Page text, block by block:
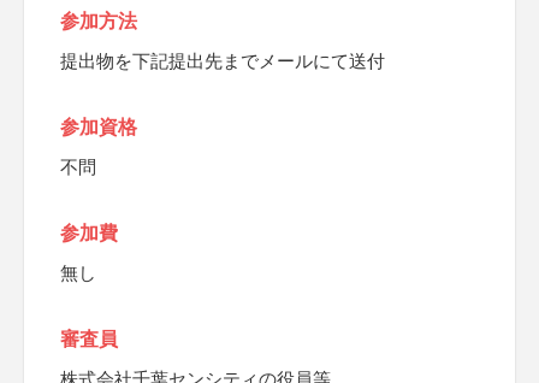
参加方法
提出物を下記提出先までメールにて送付
参加資格
不問
参加費
無し
審査員
株式会社千葉センシティの役員等